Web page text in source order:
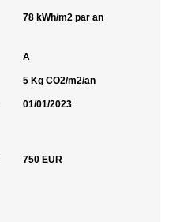
78 kWh/m2 par an
A
5 Kg CO2/m2/an
01/01/2023
750 EUR